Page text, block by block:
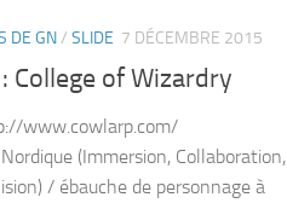
DE GN/ SLIDE 7 DÉCEMBRE 2015
College of Wizardry
www.cowlarp.com/
(Immersion, Collaboration,
/ ébauche de personnage à